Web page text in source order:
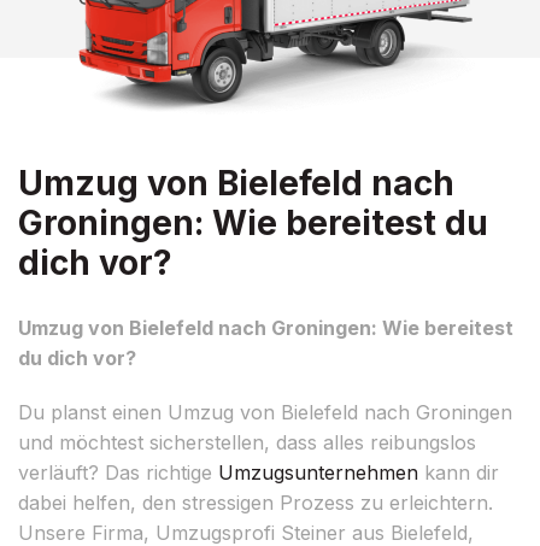
Umzug von Bielefeld nach
Groningen: Wie bereitest du
dich vor?
Umzug von Bielefeld nach Groningen: Wie bereitest
du dich vor?
Du planst einen Umzug von Bielefeld nach Groningen
und möchtest sicherstellen, dass alles reibungslos
verläuft? Das richtige Umzugsunternehmen kann dir
dabei helfen, den stressigen Prozess zu erleichtern.
Unsere Firma, Umzugsprofi Steiner aus Bielefeld,